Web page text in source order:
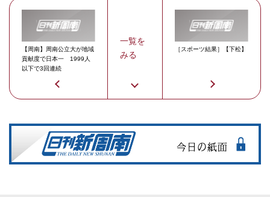
【周南】周南公立大が地域
貢献度で日本一 1999人
以下で3回連続
一覧を
みる
［スポーツ結果］【下松】